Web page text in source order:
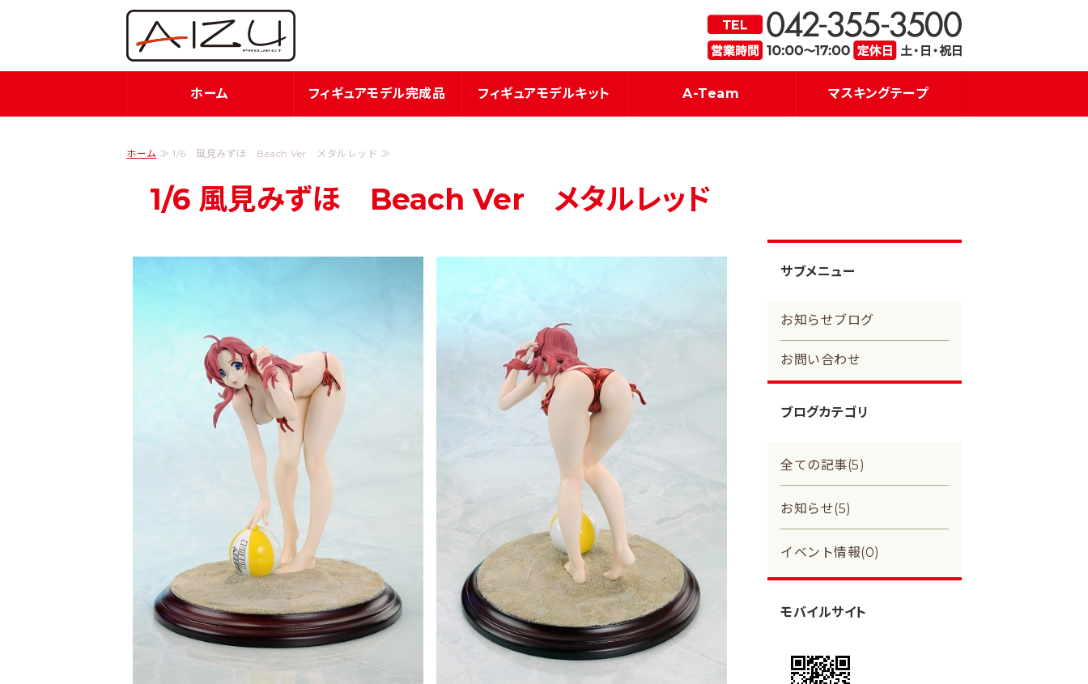
フィギュア・模型関連商品の企画・製造・販売｜アイズプロジェクト
ホーム フィギュアモデル完成品 フィギュアモデルキット A-Team マスキングテープ
ホーム ≫ 1/6 風見みずほ Beach Ver メタルレッド ≫
1/6 風見みずほ Beach Ver メタルレッド
サブメニュー
お知らせブログ
お問い合わせ
ブログカテゴリ
全ての記事(5)
お知らせ(5)
イベント情報(0)
モバイルサイト